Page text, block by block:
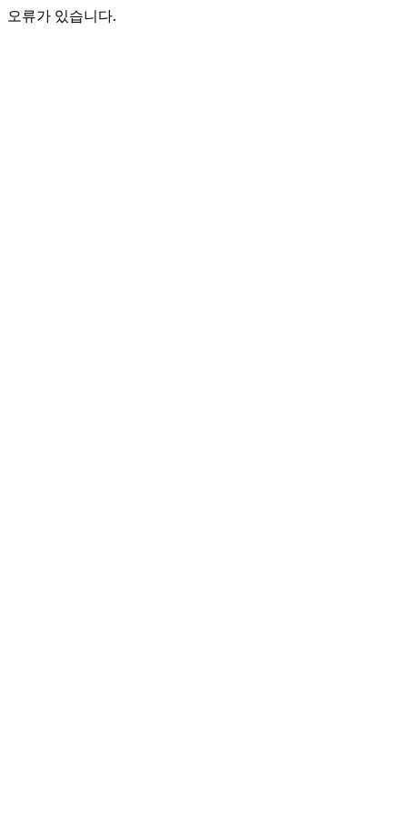
오류가 있습니다.